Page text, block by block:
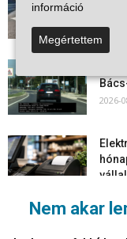
Nem akar
2026-
2026-
információ
Megértettem